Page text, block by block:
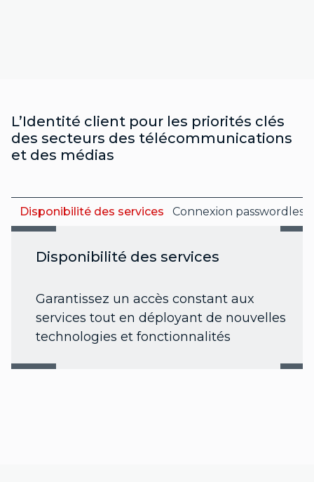
L’Identité client pour les priorités clés
des secteurs des télécommunications
et des médias
Disponibilité des services Connexion passwordless
Disponibilité des services
Garantissez un accès constant aux
services tout en déployant de nouvelles
technologies et fonctionnalités